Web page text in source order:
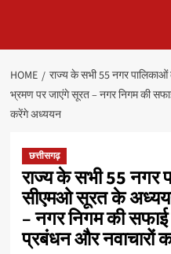
HOME
राज्य के सभी 55 नगर
भ्रमण पर जाएंगे सूरत – नगर निगम की
करेंगे अध्ययन
छत्तीसगढ़
राज्य के सभी 55 नगर
सीएमओ सूरत के
– नगर निगम की
प्रबंधन और नवाचारों